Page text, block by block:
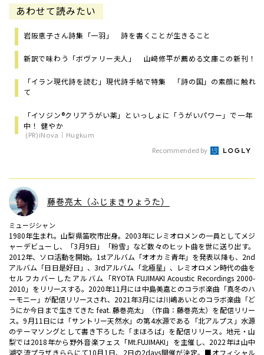
あわせて読みたい
岩阪恵子さん詩集「一羽」 詩を書くことが生きること
新訳で味わう「ボヴァリー夫人」 山﨑修平が薦める文庫この新刊！
「イラン現代詩を読む」現代詩手帖で特集 「詩の国」の素顔に触れ
て
「イソジン®クリアうがい薬」といっしょに「うがいパワー」で一年
中！ 健やか
(PR)iNova｜Hugkum
Recommended by
藤巻亮太（ふじまきりょうた）
ミュージシャン
1980年生まれ。山梨県笛吹市出身。2003年にレミオロメンの一員としてメジ
ャーデビューし、「3月9日」「粉雪」など数々のヒット曲を世に送り出す。
2012年、ソロ活動を開始。1stアルバム「オオカミ青年」を発表以降も、2nd
アルバム「日日是好日」、3rdアルバム「北極星」、レミオロメン時代の曲を
セルフカバーしたアルバム「RYOTA FUJIMAKI Acoustic Recordings 2000-
2010」をリリースする。2020年11月には中島美嘉とのコラボ楽曲「真冬のハ
ーモニー」が配信リリースされ、2021年3月には川嶋あいとのコラボ楽曲「ど
うにか今日まで生きてきた feat. 藤巻亮太」（作曲：藤巻亮太）を配信リリー
ス。9月11日には「サントリー天然水」の第4水源である「北アルプス」水源
のテーマソングとして書き下ろした「まほろば」を配信リリース。地元・山
梨では2018年から野外音楽フェス「Mt.FUJIMAKI」を主催し、2022年は山中
湖交流プラザきららにて10月1日、2日の2days開催が決定。■オフィシャル